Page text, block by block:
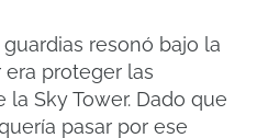
resonó bajo la
era proteger las
Sky Tower. Dado que
pasar por ese